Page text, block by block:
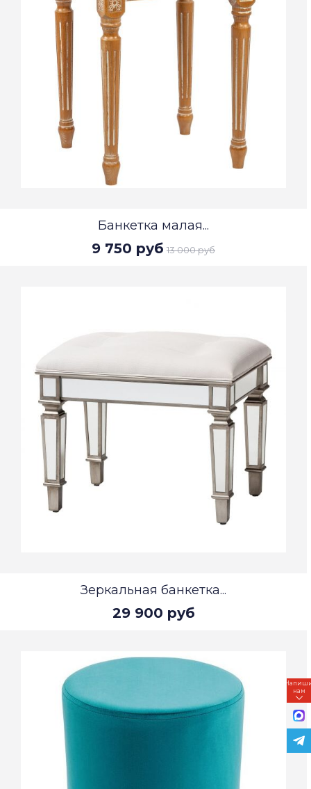
Банкетка малая...
9 750 руб 13 000 руб
Зеркальная банкетка...
29 900 руб
нам